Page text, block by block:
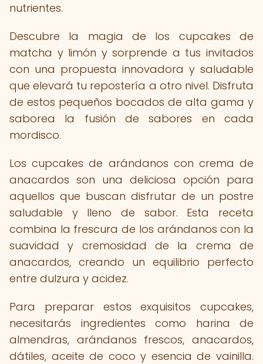
nutrientes.
Descubre la magia de los cupcakes de
matcha y limón y sorprende a tus invitados
con una propuesta innovadora y saludable
que elevará tu repostería a otro nivel. Disfruta
de estos pequeños bocados de alta gama y
saborea la fusión de sabores en cada
mordisco.
Los cupcakes de arándanos con crema de
anacardos son una deliciosa opción para
aquellos que buscan disfrutar de un postre
saludable y lleno de sabor. Esta receta
combina la frescura de los arándanos con la
suavidad y cremosidad de la crema de
anacardos, creando un equilibrio perfecto
entre dulzura y acidez.
Para preparar estos exquisitos cupcakes,
necesitarás ingredientes como harina de
almendras, arándanos frescos, anacardos,
dátiles, aceite de coco y esencia de vainilla.